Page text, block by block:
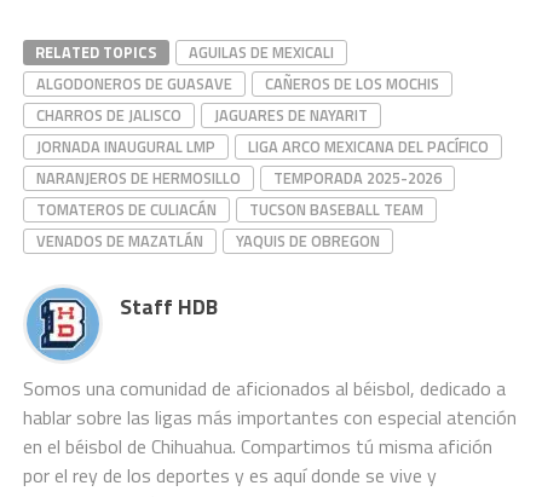
RELATED TOPICS
AGUILAS DE MEXICALI
ALGODONEROS DE GUASAVE
CAÑEROS DE LOS MOCHIS
CHARROS DE JALISCO
JAGUARES DE NAYARIT
JORNADA INAUGURAL LMP
LIGA ARCO MEXICANA DEL PACÍFICO
NARANJEROS DE HERMOSILLO
TEMPORADA 2025-2026
TOMATEROS DE CULIACÁN
TUCSON BASEBALL TEAM
VENADOS DE MAZATLÁN
YAQUIS DE OBREGON
Staff HDB
Somos una comunidad de aficionados al béisbol, dedicado a
hablar sobre las ligas más importantes con especial atención
en el béisbol de Chihuahua. Compartimos tú misma afición
por el rey de los deportes y es aquí donde se vive y